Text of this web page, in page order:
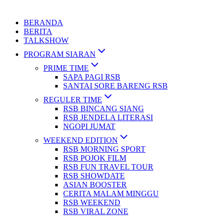
BERANDA
BERITA
TALKSHOW
PROGRAM SIARAN
PRIME TIME
SAPA PAGI RSB
SANTAI SORE BARENG RSB
REGULER TIME
RSB BINCANG SIANG
RSB JENDELA LITERASI
NGOPI JUMAT
WEEKEND EDITION
RSB MORNING SPORT
RSB POJOK FILM
RSB FUN TRAVEL TOUR
RSB SHOWDATE
ASIAN BOOSTER
CERITA MALAM MINGGU
RSB WEEKEND
RSB VIRAL ZONE